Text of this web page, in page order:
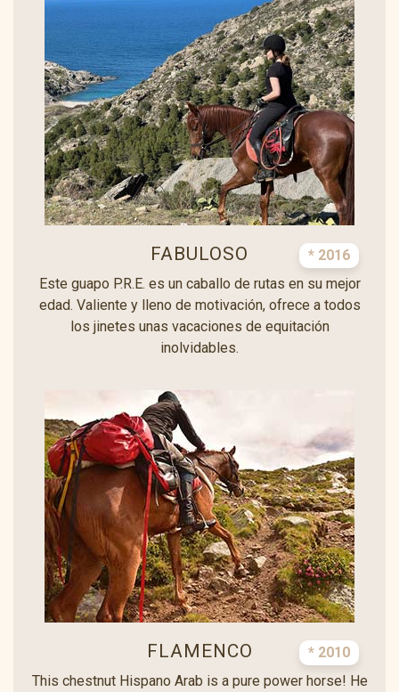
FABULOSO
* 2016
Este guapo P.R.E. es un caballo de rutas en su mejor
edad. Valiente y lleno de motivación, ofrece a todos
los jinetes unas vacaciones de equitación
inolvidables.
FLAMENCO
* 2010
This chestnut Hispano Arab is a pure power horse! He